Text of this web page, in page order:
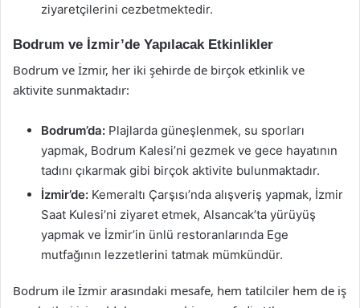
ziyaretçilerini cezbetmektedir.
Bodrum ve İzmir’de Yapılacak Etkinlikler
Bodrum ve İzmir, her iki şehirde de birçok etkinlik ve
aktivite sunmaktadır:
Bodrum’da: Plajlarda güneşlenmek, su sporları
yapmak, Bodrum Kalesi’ni gezmek ve gece hayatının
tadını çıkarmak gibi birçok aktivite bulunmaktadır.
İzmir’de: Kemeraltı Çarşısı’nda alışveriş yapmak, İzmir
Saat Kulesi’ni ziyaret etmek, Alsancak’ta yürüyüş
yapmak ve İzmir’in ünlü restoranlarında Ege
mutfağının lezzetlerini tatmak mümkündür.
Bodrum ile İzmir arasındaki mesafe, hem tatilciler hem de iş